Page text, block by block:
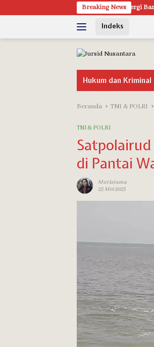
ke
Breaking News
Pati Serukan Sinergi Bangun Daerah di Hari Jadi
Indeks
Hukum dan Kriminal
Beranda TNI & POLRI
TNI & POLRI
di Pantai
Muriatama
25 Mei 2023